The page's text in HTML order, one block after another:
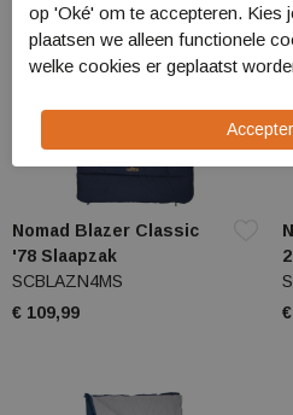
Nomad Blazer Classic
'78 Slaapzak
SCBLAZN4MS
€ 109,99
op 'Oké' om te accepteren. Kies
plaatsen we alleen functionele
welke cookies er geplaatst